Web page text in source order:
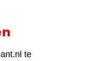
te